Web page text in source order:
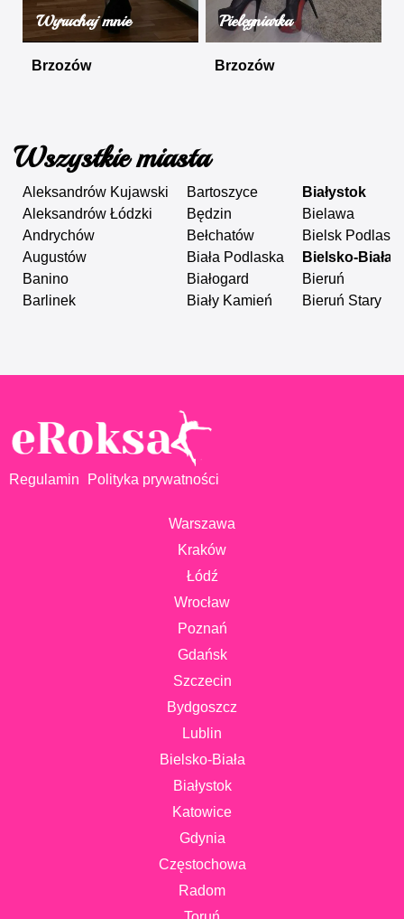
Wyruchaj mnie
Brzozów
Pielęgniarka
Brzozów
Wszystkie miasta
Aleksandrów Kujawski
Aleksandrów Łódzki
Andrychów
Augustów
Banino
Barlinek
Bartoszyce
Będzin
Bełchatów
Biała Podlaska
Białogard
Biały Kamień
Białystok
Bielawa
Bielsk Podlaski
Bielsko-Biała
Bieruń
Bieruń Stary
Regulamin Polityka prywatności
Warszawa
Kraków
Łódź
Wrocław
Poznań
Gdańsk
Szczecin
Bydgoszcz
Lublin
Bielsko-Biała
Białystok
Katowice
Gdynia
Częstochowa
Radom